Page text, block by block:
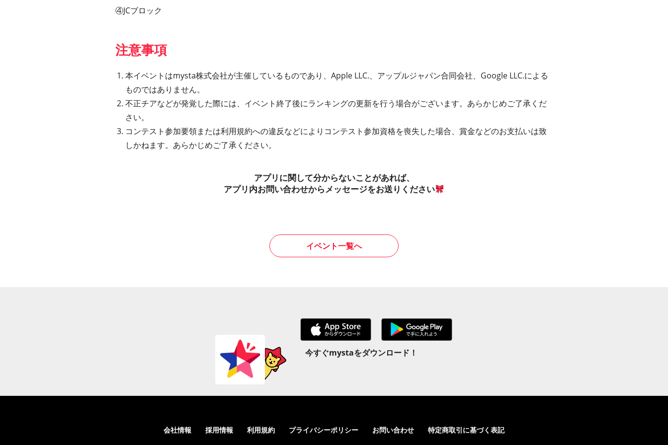
④JCブロック
注意事項
本イベントはmysta株式会社が主催しているものであり、Apple LLC.、アップルジャパン合同会社、Google LLC.による
ものではありません。
不正チアなどが発覚した際には、イベント終了後にランキングの更新を行う場合がございます。あらかじめご了承くだ
さい。
コンテスト参加要領または利用規約への違反などによりコンテスト参加資格を喪失した場合、賞金などのお支払いは致
しかねます。あらかじめご了承ください。
アプリに関して分からないことがあれば、
アプリ内お問い合わせからメッセージをお送りください
イベント一覧へ
今すぐmystaをダウンロード！
会社情報 採用情報 利用規約 プライバシーポリシー お問い合わせ 特定商取引に基づく表記